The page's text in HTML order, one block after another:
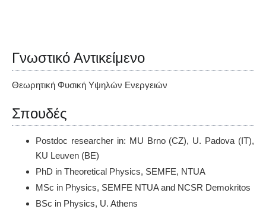
Γνωστικό Αντικείμενο
Θεωρητική Φυσική Υψηλών Ενεργειών
Σπουδές
Postdoc researcher in: MU Brno (CZ), U. Padova (IT),
KU Leuven (BE)
PhD in Theoretical Physics, SEMFE, NTUA
MSc in Physics, SEMFE NTUA and NCSR Demokritos
BSc in Physics, U. Athens